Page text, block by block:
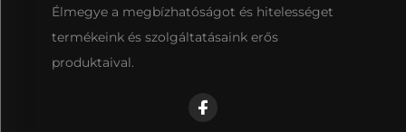
Élmegye a megbízhatóságot és hitelességet
termékeink és szolgáltatásaink erős
produktaival.